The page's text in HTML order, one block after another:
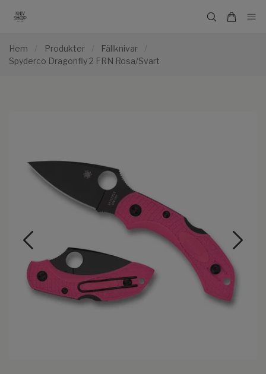
Hem / Produkter / Fällknivar
/
Spyderco Dragonfly 2 FRN Rosa/Svart